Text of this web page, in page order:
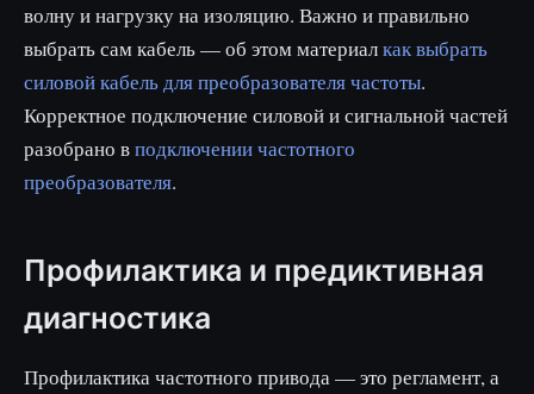
волну и нагрузку на изоляцию. Важно и правильно
выбрать сам кабель — об этом материалкак выбрать
силовой кабель для преобразователя частоты.
Корректное подключение силовой и сигнальной частей
разобрано вподключении частотного
преобразователя.
Профилактика и предиктивная
диагностика
Профилактика частотного привода — это регламент, а